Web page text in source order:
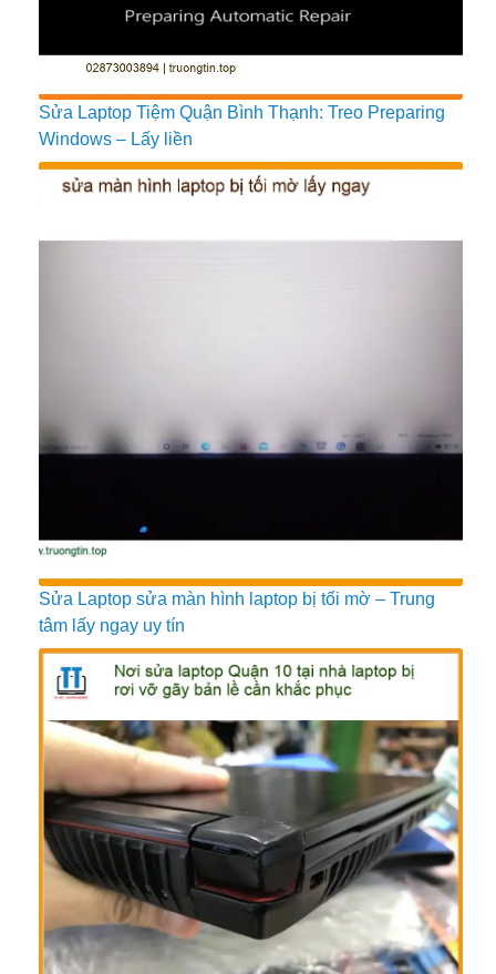
Sửa Laptop Tiệm Quận Bình Thạnh: Treo Preparing
Windows – Lấy liền
Sửa Laptop sửa màn hình laptop bị tối mờ – Trung
tâm lấy ngay uy tín